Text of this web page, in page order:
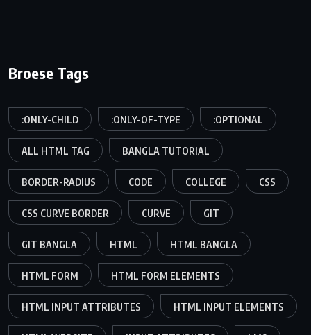
Broese Tags
:ONLY-CHILD :ONLY-OF-TYPE :OPTIONAL
ALL HTML TAG BANGLA TUTORIAL
BORDER-RADIUS CODE COLLEGE CSS
CSS CURVE BORDER CURVE GIT
GIT BANGLA HTML HTML BANGLA
HTML FORM HTML FORM ELEMENTS
HTML INPUT ATTRIBUTES HTML INPUT ELEMENTS